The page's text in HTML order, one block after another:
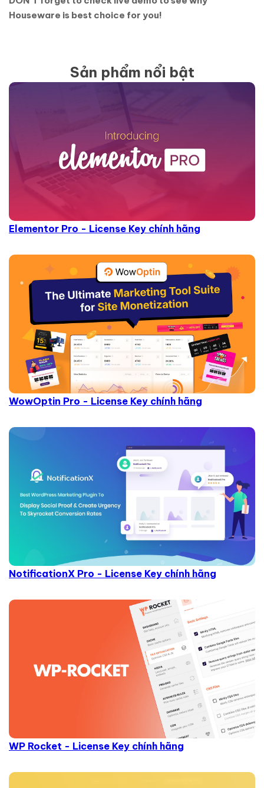
Houseware is best choice for you!
Sản phẩm nổi bật
Elementor Pro - License Key chính hãng
WowOptin Pro - License Key chính hãng
NotificationX Pro - License Key chính hãng
WP Rocket - License Key chính hãng